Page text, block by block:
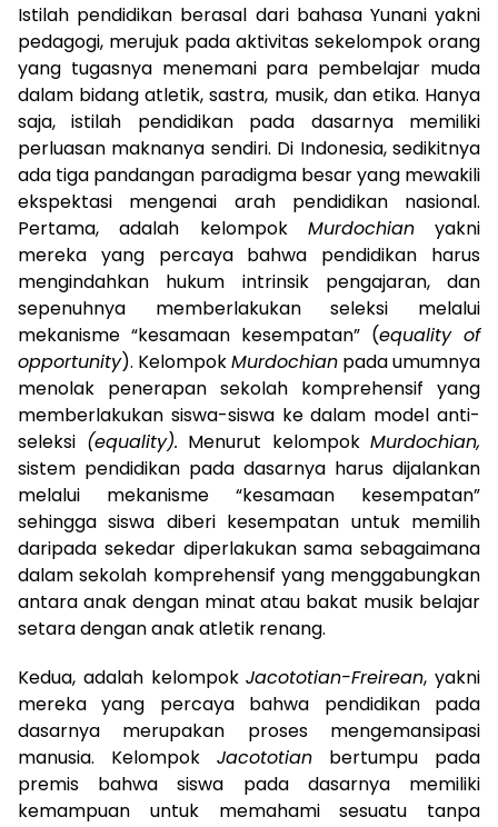
Istilah pendidikan berasal dari bahasa Yunani yakni
pedagogi, merujuk pada aktivitas sekelompok orang
yang tugasnya menemani para pembelajar muda
dalam bidang atletik, sastra, musik, dan etika. Hanya
saja, istilah pendidikan pada dasarnya memiliki
perluasan maknanya sendiri. Di Indonesia, sedikitnya
ada tiga pandangan paradigma besar yang mewakili
ekspektasi mengenai arah pendidikan nasional.
Pertama, adalah kelompok Murdochianyakni
mereka yang percaya bahwa pendidikan harus
mengindahkan hukum intrinsik pengajaran, dan
sepenuhnya memberlakukan seleksi melalui
mekanisme “kesamaan kesempatan” (equality of
opportunity). KelompokMurdochian pada umumnya
menolak penerapan sekolah komprehensif yang
memberlakukan siswa-siswa ke dalam model anti-
seleksi (equality). Menurut kelompok Murdochian,
sistem pendidikan pada dasarnya harus dijalankan
melalui mekanisme “kesamaan kesempatan”
sehingga siswa diberi kesempatan untuk memilih
daripada sekedar diperlakukan sama sebagaimana
dalam sekolah komprehensif yang menggabungkan
antara anak dengan minat atau bakat musik belajar
setara dengan anak atletik renang.
Kedua, adalah kelompokJacototian-Freirean, yakni
mereka yang percaya bahwa pendidikan pada
dasarnya merupakan proses mengemansipasi
manusia. Kelompok Jacototian bertumpu pada
premis bahwa siswa pada dasarnya memiliki
kemampuan untuk memahami sesuatu tanpa